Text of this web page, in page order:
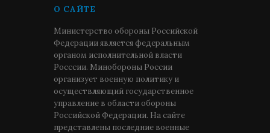
О САЙТЕ
Министерство обороны Российской
Федерации является федеральным
органом исполнительной власти
Росссии. Минобороны России
организует военную политику и
осуществляющий государственное
управление в области обороны
Российской Федерации. На сайте
представлены последние военные